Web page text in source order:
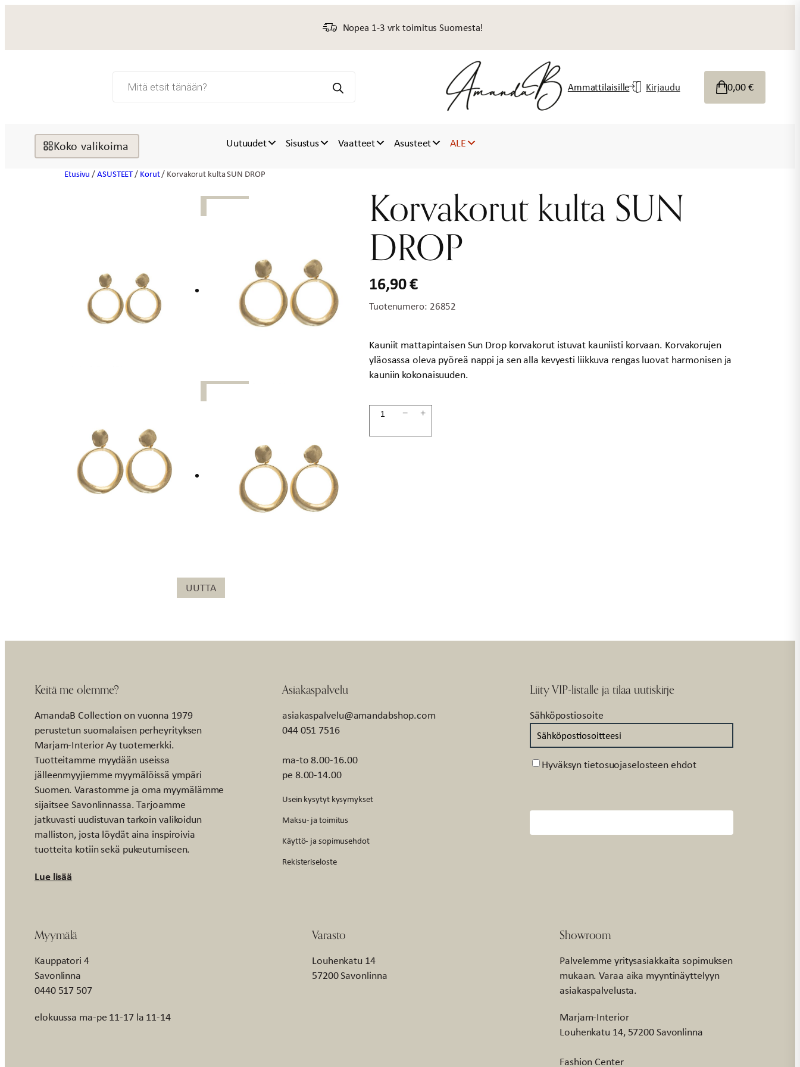
Nopea 1-3 vrk toimitus Suomesta!
search Ammattilaisille Kirjaudu 0,00€
Koko valikoima Uutuudet Sisustus Vaatteet Asusteet ALE
Etusivu /ASUSTEET/ Korut/ Korvakorut kulta SUN DROP
UUTTA
Korvakorut kulta SUN
DROP
16,90€
Tuotenumero: 26852
Kauniit mattapintaisen Sun Drop korvakorut istuvat kauniisti korvaan. Korvakorujen
yläosassa oleva pyöreä nappi ja sen alla kevyesti liikkuva rengas luovat harmonisen ja
kauniin kokonaisuuden.
Korvakorut
− +
Keitä me olemme?
AmandaB Collection on vuonna 1979
perustetun suomalaisen perheyrityksen
Marjam-Interior Ay tuotemerkki.
Tuotteitamme myydään useissa
jälleenmyyjiemme myymälöissä ympäri
Suomen. Varastomme ja oma myymälämme
sijaitsee Savonlinnassa. Tarjoamme
jatkuvasti uudistuvan tarkoin valikoidun
malliston, josta löydät aina inspiroivia
tuotteita kotiin sekä pukeutumiseen.
Lue lisää
Asiakaspalvelu
asiakaspalvelu@amandabshop.com
044 051 7516
ma-to 8.00-16.00
pe 8.00-14.00
Usein kysytyt kysymykset
Maksu- ja toimitus
Käyttö- ja sopimusehdot
Rekisteriseloste
Liity VIP-listalle ja tilaa uutiskirje
Sähköpostiosoite
Suostumus
Hyväksyn tietosuojaselosteen ehdot
Myymälä
Kauppatori 4
Savonlinna
0440 517 507
elokuussa ma-pe 11-17 la 11-14
Varasto
Louhenkatu 14
57200 Savonlinna
Showroom
Palvelemme yritysasiakkaita sopimuksen
mukaan. Varaa aika myyntinäyttelyyn
asiakaspalvelusta.
Marjam-Interior
Louhenkatu 14, 57200 Savonlinna
Fashion Center